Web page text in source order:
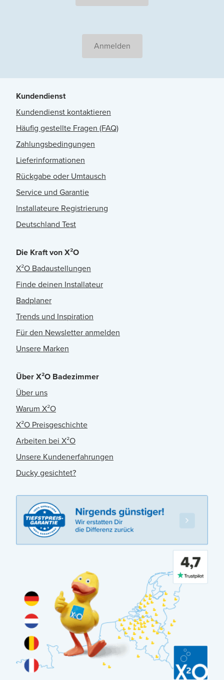
Anmelden
Kundendienst
Kundendienst kontaktieren
Häufig gestellte Fragen (FAQ)
Zahlungsbedingungen
Lieferinformationen
Rückgabe oder Umtausch
Service und Garantie
Installateure Registrierung
Deutschland Test
Die Kraft von X²O
X²O Badaustellungen
Finde deinen Installateur
Badplaner
Trends und Inspiration
Für den Newsletter anmelden
Unsere Marken
Über X²O Badezimmer
Über uns
Warum X²O
X²O Preisgeschichte
Arbeiten bei X²O
Unsere Kundenerfahrungen
Ducky gesichtet?